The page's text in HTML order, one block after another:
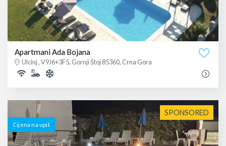
Apartmani Ada Bojana
Ulcinj , V9J6+3F5, Gornji Štoj 85360, Crna Gora
SPONSORED
Cijena na upit